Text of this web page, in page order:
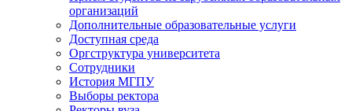
организаций
Дополнительные образовательные услуги
Доступная среда
Оргструктура университета
Сотрудники
История МГПУ
Выборы ректора